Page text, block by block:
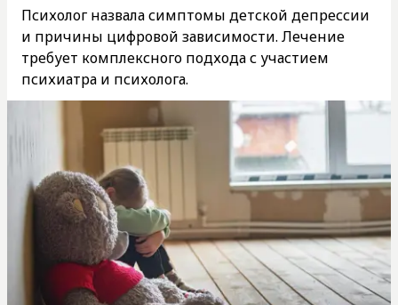
Психолог назвала симптомы детской депрессии
и причины цифровой зависимости. Лечение
требует комплексного подхода с участием
психиатра и психолога.